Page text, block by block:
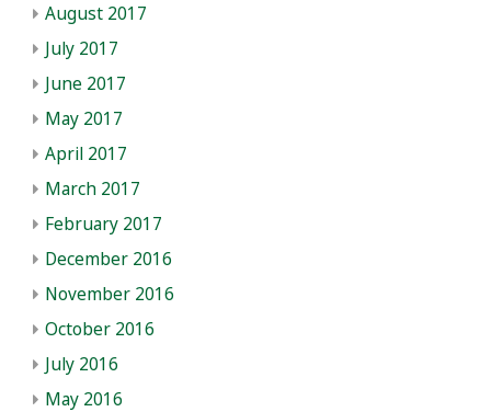
August 2017
July 2017
June 2017
May 2017
April 2017
March 2017
February 2017
December 2016
November 2016
October 2016
July 2016
May 2016